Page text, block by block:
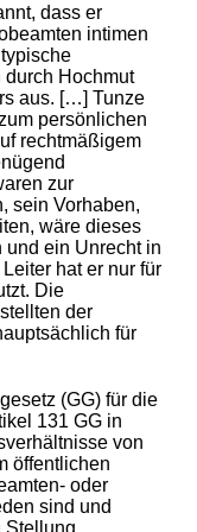
dass er
intimen
Hochmut
aus. […] Tunze
persönlichen
rechtmäßigem
zur
sein Vorhaben,
wäre dieses
ein Unrecht in
hat er nur für
Die
der
für
(GG) für die
131 GG in
von
öffentlichen
oder
sind und